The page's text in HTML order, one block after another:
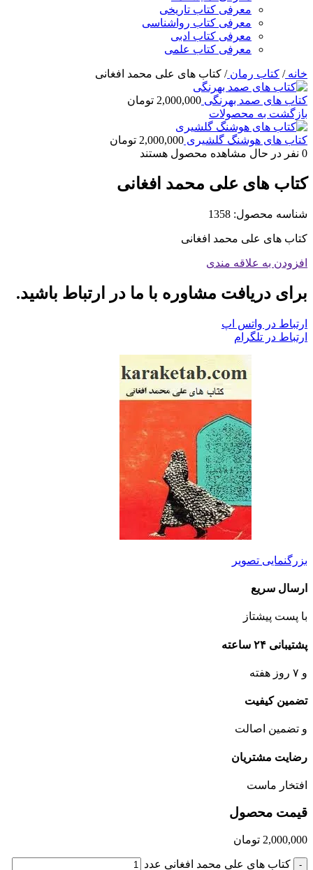
معرفی کتاب تاریخی
معرفی کتاب رواشناسی
معرفی کتاب ادبی
معرفی کتاب علمی
خانه/ کتاب رمان/ کتاب های علی محمد افغانی
کتاب های صمد بهرنگی 2,000,000 تومان
بازگشت به محصولات
کتاب های هوشنگ گلشیری 2,000,000 تومان
0 نفر در حال مشاهده محصول هستند
کتاب های علی محمد افغانی
شناسه محصول: 1358
کتاب های علی محمد افغانی
افزودن به علاقه مندی
برای دریافت مشاوره با ما در ارتباط باشید.
ارتباط در واتس اپ
ارتباط در تلگرام
بزرگنمایی تصویر
ارسال سریع
با پست پیشتاز
پشتیبانی ۲۴ ساعته
و ۷ روز هفته
تضمین کیفیت
و تضمین اصالت
رضایت مشتریان
افتخار ماست
قیمت محصول
2,000,000 تومان
- کتاب های علی محمد افغانی عدد